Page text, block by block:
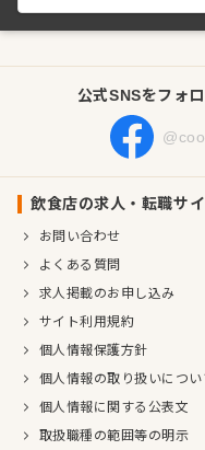
公式SNSをフォ
飲食店の求人・転職サ
お問い合わせ
よくある質問
求人掲載のお申し込み
サイト利用規約
個人情報保護方針
個人情報の取り扱いについ
個人情報に関する公表文
取扱職種の範囲等の明示